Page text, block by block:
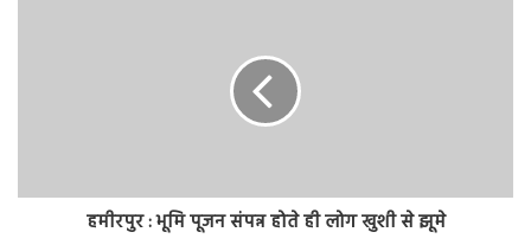
हमीरपुर : भूमि पूजन संपन्न होते ही लोग खुशी से झूमे